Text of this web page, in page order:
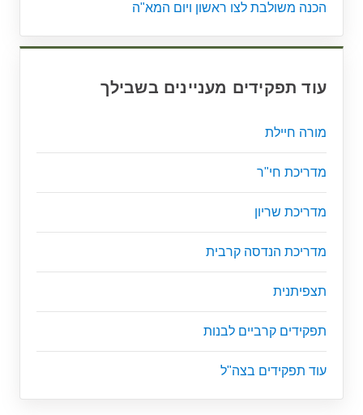
הכנה משולבת לצו ראשון ויום המא"ה
עוד תפקידים מעניינים בשבילך
מורה חיילת
מדריכת חי"ר
מדריכת שריון
מדריכת הנדסה קרבית
תצפיתנית
תפקידים קרביים לבנות
עוד תפקידים בצה"ל